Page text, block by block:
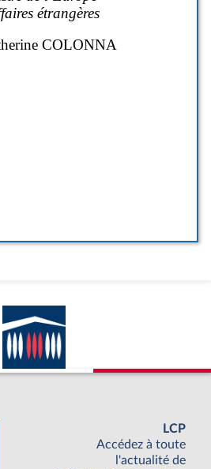
LCP
Accédez à toute
l'actualité de